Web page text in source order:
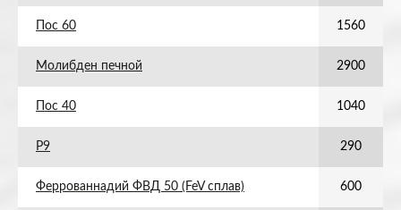
Пос 60 1560
Молибден печной 2900
Пос 40 1040
Р9 290
Феррованнадий ФВД 50 (FeV сплав) 600